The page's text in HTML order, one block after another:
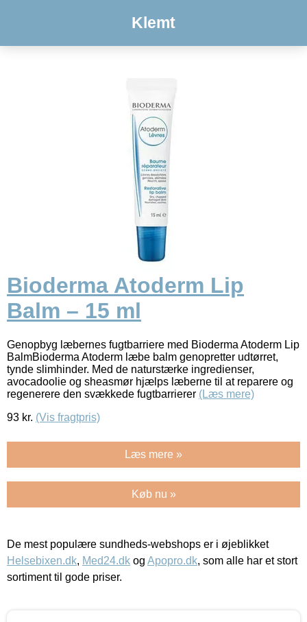
Klemt
Bioderma Atoderm Lip
Balm – 15 ml
Genopbyg læbernes fugtbarriere med Bioderma Atoderm Lip
BalmBioderma Atoderm læbe balm genopretter udtørret,
tynde slimhinder. Med de naturstærke ingredienser,
avocadoolie og sheasmør hjælps læberne til at reparere og
regenerere den svækkede fugtbarrierer (Læs mere)
93 kr. (Vis fragtpris)
Læs mere »
Køb nu »
De mest populære sundheds-webshops er i øjeblikket
Helsebixen.dk, Med24.dk og Apopro.dk, som alle har et stort
sortiment til gode priser.